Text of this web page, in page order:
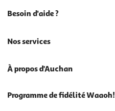
Besoin d'aide ?
Nos services
À propos d'Auchan
Programme de fidélité Waaoh!